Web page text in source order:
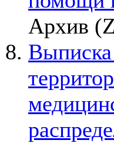
Архив
Выписка